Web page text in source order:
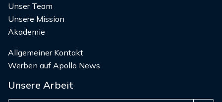
Unser Team
Unsere Mission
Akademie
Allgemeiner Kontakt
Werben auf Apollo News
Unsere Arbeit